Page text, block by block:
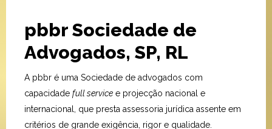
pbbr Sociedade de
Advogados, SP, RL
A pbbr é uma Sociedade de advogados com
capacidade full service e projecção nacional e
internacional, que presta assessoria jurídica assente em
critérios de grande exigência, rigor e qualidade.